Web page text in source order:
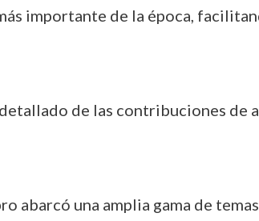
importante de la época,
de las contribuciones de
abarcó una amplia gama de